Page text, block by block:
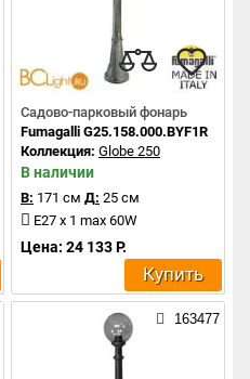
Садово-парковый фонарь
Fumagalli G25.158.000.BYF1R
Коллекция: Globe 250
В наличии
В: 171 см Д: 25 см
E27 x 1 max 60W
Цена: 24 133 Р.
Купить
163477